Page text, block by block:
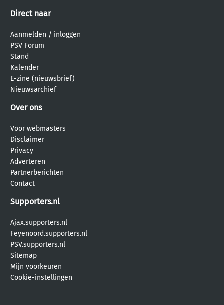
Direct naar
Aanmelden / inloggen
PSV Forum
Stand
Kalender
E-zine (nieuwsbrief)
Nieuwsarchief
Over ons
Voor webmasters
Disclaimer
Privacy
Adverteren
Partnerberichten
Contact
Supporters.nl
Ajax.supporters.nl
Feyenoord.supporters.nl
PSV.supporters.nl
Sitemap
Mijn voorkeuren
Cookie-instellingen